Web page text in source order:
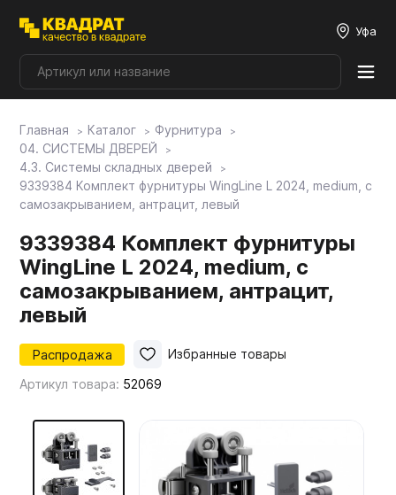
Уфа
Плитные материалы
Фурнитура
Столешницы
Мой ЭГГЕР
Фасады
Мебельные образцы, каталоги
Главная Каталог
Фурнитура
04. СИСТЕМЫ ДВЕРЕЙ
4.3. Системы складных дверей
9339384 Комплект фурнитуры WingLine L 2024, medium, с
самозакрыванием, антрацит, левый
9339384 Комплект фурнитуры
WingLine L 2024, medium, с
самозакрыванием, антрацит,
левый
Распродажа
Артикул товара: 52069
Избранные товары